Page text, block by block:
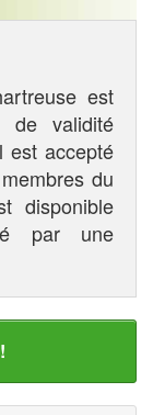
est
de validité
est accepté
du
disponible
par une